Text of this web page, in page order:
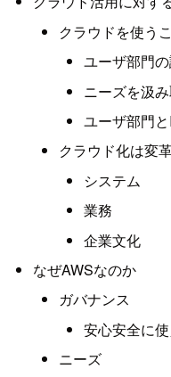
クラウドを使う
ユーザ部門
ニーズを汲
ユーザ部門
クラウド化は変
システム
業務
企業文化
なぜAWSなのか
ガバナンス
安心安全に
ニーズ